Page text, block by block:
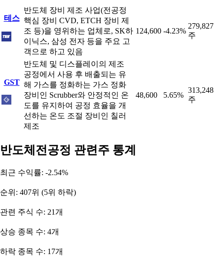
테스
반도체 장비 제조 사업(전공정
핵심 장비 CVD, ETCH 장비 제
조 등)을 영위하는 업체로, SK하
이닉스, 삼성 전자 등을 주요 고
객으로 하고 있음
124,600 -4.23%
279,827
주
GST
반도체 및 디스플레이의 제조
공정에서 사용 후 배출되는 유
해 가스를 정화하는 가스 정화
장비인 Scrubber와 안정적인 온
도를 유지하여 공정 효율을 개
선하는 온도 조절 장비인 칠러
제조
48,600 5.65%
313,248
주
반도체전공정 관련주 통계
최근 수익률: -2.54%
순위: 407위 (5위 하락)
관련 주식 수: 21개
상승 종목 수: 4개
하락 종목 수: 17개